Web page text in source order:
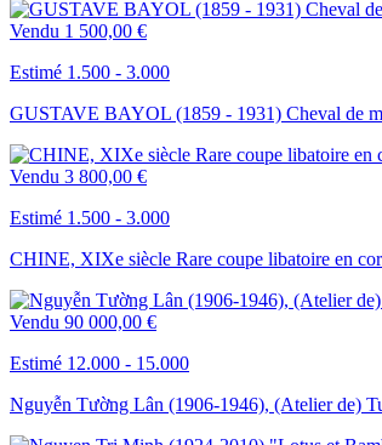
Vendu 1 500,00 €
Estimé 1.500 - 3.000
GUSTAVE BAYOL (1859 - 1931) Cheval de
Vendu 3 800,00 €
Estimé 1.500 - 3.000
CHINE, XIXe siècle Rare coupe libatoire en
Vendu 90 000,00 €
Estimé 12.000 - 15.000
Nguyễn Tường Lân (1906-1946), (Atelier de)